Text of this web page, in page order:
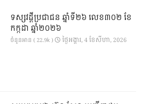
ទស្សវដ្តីប្រជាជន ឆ្នាំទី២៦ លេខ៣០២ ខែ
កក្កដា ឆ្នាំ២០២៦
ចំនួនអាន ( 22.9k ) ថ្ងៃ​អង្គារ, 4 ខែ​សីហា, 2026